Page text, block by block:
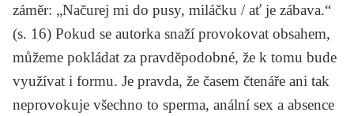
záměr: „Načurej mi do pusy, miláčku / ať je zábava.“
(s. 16) Pokud se autorka snaží provokovat obsahem,
můžeme pokládat za pravděpodobné, že k tomu bude
využívat i formu. Je pravda, že časem čtenáře ani tak
neprovokuje všechno to sperma, anální sex a absence